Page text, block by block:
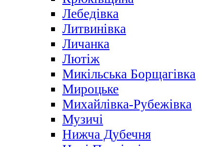
Лебедівка
Литвинівка
Личанка
Лютіж
Микільська Борщагівка
Мироцьке
Михайлівка-Рубежівка
Музичі
Нижча Дубечня